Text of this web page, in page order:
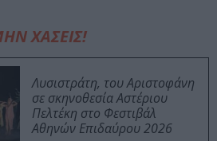
ΧΑΣΕΙΣ!
Λυσιστράτη, του Αριστοφάνη
σε σκηνοθεσία Αστέριου
Πελτέκη στο Φεστιβάλ
Αθηνών Επιδαύρου 2026